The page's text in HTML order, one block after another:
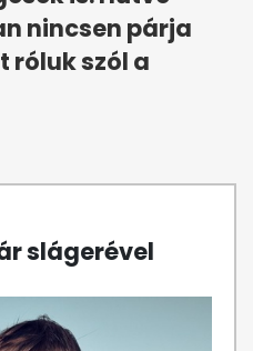
nincsen párja
róluk szól a
slágerével